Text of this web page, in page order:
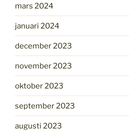
mars 2024
januari 2024
december 2023
november 2023
oktober 2023
september 2023
augusti 2023